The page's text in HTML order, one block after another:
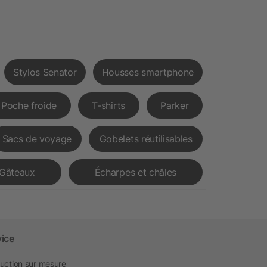
Stylos Senator Housses smartphone
Poche froide T-shirts Parker
Sacs de voyage Gobelets réutilisables
Écharpes et châles
sur mesure